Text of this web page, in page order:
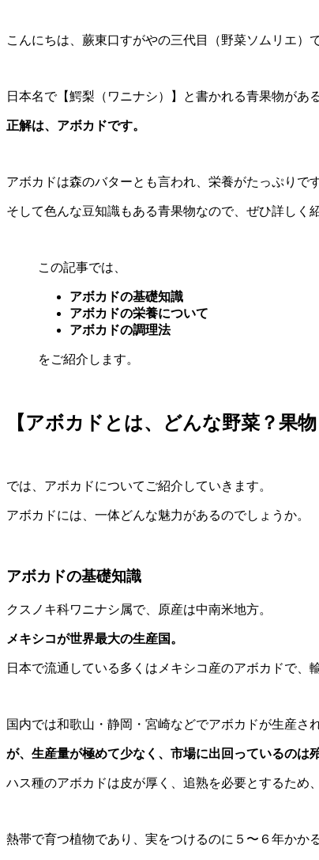
こんにちは、蕨東口すがやの三代目（野菜ソムリエ）で
日本名で【鰐梨（ワニナシ）】と書かれる青果物があ
正解は、アボカドです。
アボカドは森のバターとも言われ、栄養がたっぷりです
そして色んな豆知識もある青果物なので、ぜひ詳しく
この記事では、
アボカドの基礎知識
アボカドの栄養について
アボカドの調理法
をご紹介します。
【アボカドとは、どんな野菜？果
では、アボカドについてご紹介していきます。
アボカドには、一体どんな魅力があるのでしょうか。
アボカドの基礎知識
クスノキ科ワニナシ属で、原産は中南米地方。
メキシコが世界最大の生産国。
日本で流通している多くはメキシコ産のアボカドで、
国内では和歌山・静岡・宮崎などでアボカドが生産さ
が、生産量が極めて少なく、市場に出回っているのは
ハス種のアボカドは皮が厚く、追熟を必要とするため
熱帯で育つ植物であり、実をつけるのに５〜６年かか